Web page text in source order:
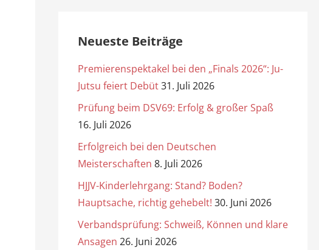
Neueste Beiträge
Premierenspektakel bei den „Finals 2026“: Ju-
Jutsu feiert Debüt31. Juli 2026
Prüfung beim DSV69: Erfolg & großer Spaß
16. Juli 2026
Erfolgreich bei den Deutschen
Meisterschaften 8. Juli 2026
HJJV-Kinderlehrgang: Stand? Boden?
Hauptsache, richtig gehebelt! 30. Juni 2026
Verbandsprüfung: Schweiß, Können und klare
Ansagen 26. Juni 2026